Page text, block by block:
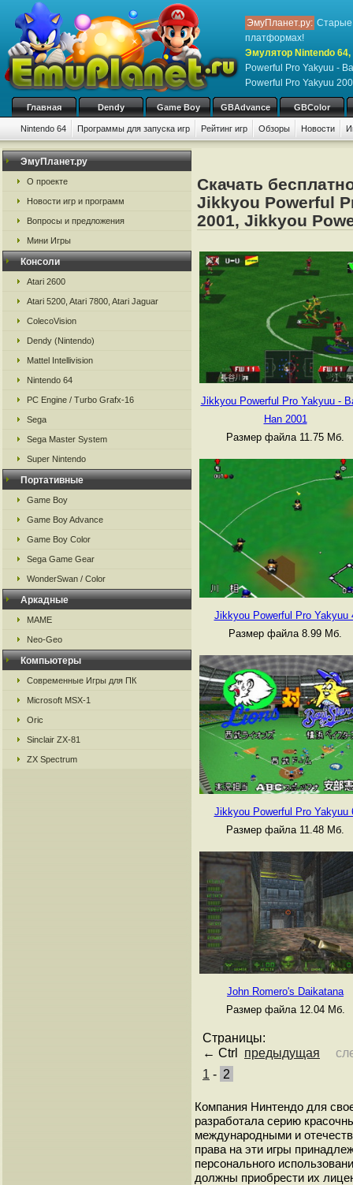
ЭмуПланет.ру: Старые
платформах!
Эмулятор Nintendo
Powerful Pro Yakyuu -
Powerful Pro Yakyuu
Главная Dendy Game Boy GBAdvance GBColor
Nintendo 64 Программы для запуска игр Рейтинг игр Обзоры Новости
ЭмуПланет.ру
О проекте
Новости игр и программ
Вопросы и предложения
Мини Игры
Консоли
Atari 2600
Atari 5200, Atari 7800, Atari Jaguar
ColecoVision
Dendy (Nintendo)
Mattel Intellivision
Nintendo 64
PC Engine / Turbo Grafx-16
Sega
Sega Master System
Super Nintendo
Портативные
Game Boy
Game Boy Advance
Game Boy Color
Sega Game Gear
WonderSwan / Color
Аркадные
MAME
Neo-Geo
Компьютеры
Современные Игры для ПК
Microsoft MSX-1
Oric
Sinclair ZX-81
ZX Spectrum
Скачать
Jikkyou Powerful
2001, Jikkyou
Jikkyou Powerful Pro Yakyuu -
Han 2001
Размер файла 11.75 Мб.
Jikkyou Powerful Pro Yakyuu
Размер файла 8.99 Мб.
Jikkyou Powerful Pro Yakyuu
Размер файла 11.48 Мб.
John Romero's Daikatana
Размер файла 12.04 Мб.
Страницы:
← Ctrl предыдущая
1 - 2
Компания Нинтендо для
разработала серию
международными и
права на эти игры
персонального
должны приобрести их